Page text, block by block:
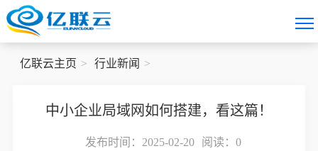
亿联云主页 行业新闻
中小企业局域网如何搭建，看这篇！
发布时间：2025-02-20 阅读： 0